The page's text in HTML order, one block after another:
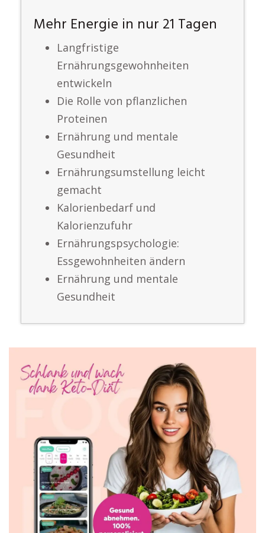
Mehr Energie in nur 21 Tagen
Langfristige
Ernährungsgewohnheiten
entwickeln
Die Rolle von pflanzlichen
Proteinen
Ernährung und mentale
Gesundheit
Ernährungsumstellung leicht
gemacht
Kalorienbedarf und
Kalorienzufuhr
Ernährungspsychologie:
Essgewohnheiten ändern
Ernährung und mentale
Gesundheit